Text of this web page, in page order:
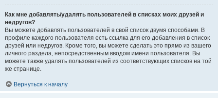
Как мне добавлять/удалять пользователей в списках моих друзей и
недругов?
Вы можете добавлять пользователей в свой список двумя способами. В
профиле каждого пользователя есть ссылка для его добавления в список
друзей или недругов. Кроме того, вы можете сделать это прямо из вашего
личного раздела, непосредственным вводом имени пользователя. Вы
можете также удалять пользователей из соответствующих списков на той
же странице.
Вернуться к началу